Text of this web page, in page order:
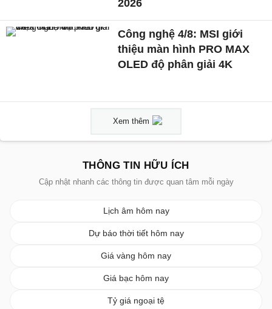
2026
Công nghệ 4/8: MSI giới
thiệu màn hình PRO MAX
OLED độ phân giải 4K
Xem thêm
THÔNG TIN HỮU ÍCH
Cập nhật nhanh các thông tin được quan tâm mỗi ngày
Lịch âm hôm nay
Dự báo thời tiết hôm nay
Giá vàng hôm nay
Giá bạc hôm nay
Tỷ giá ngoại tệ